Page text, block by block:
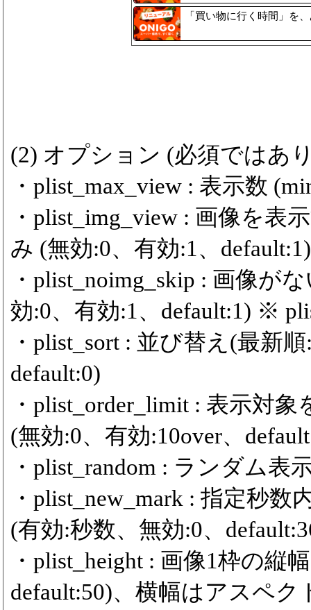
「買い物に行く時間」を
(2) オプション (必須ではあ
・plist_max_view : 表示数
・plist_img_view : 画像を表
み (無効:0、有効:1、default:1)
・plist_noimg_skip : 画像が
効:0、有効:1、default:1) ※
・plist_sort : 並び替え(最新
default:0)
・plist_order_limit : 表示対
(無効:0、有効:10over、
・plist_random : ランダム表
・plist_new_mark : 指定秒
(有効:秒数、無効:0、
・plist_height : 画像1枠の縦
default:50)、横幅はアスペク